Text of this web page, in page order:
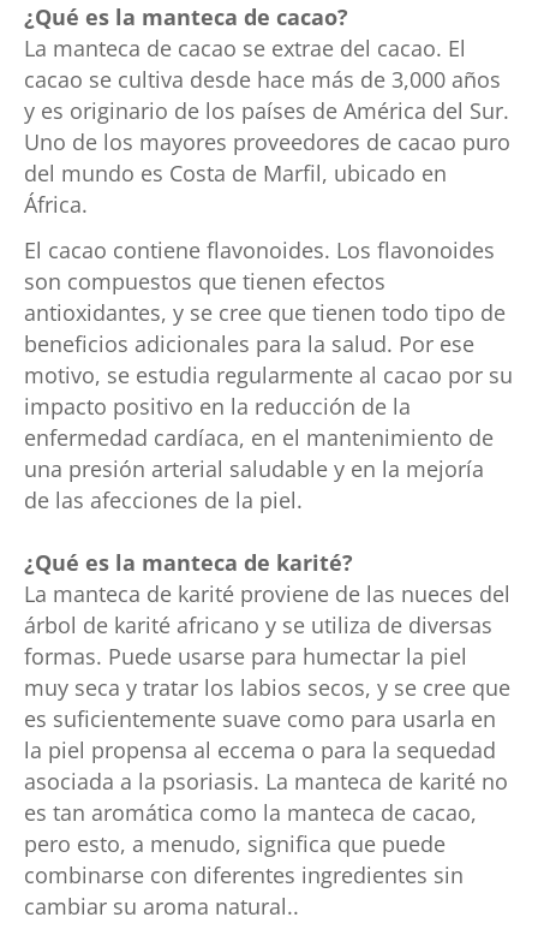
¿Qué es la manteca de cacao?
La manteca de cacao se extrae del cacao. El
cacao se cultiva desde hace más de 3,000 años
y es originario de los países de América del Sur.
Uno de los mayores proveedores de cacao puro
del mundo es Costa de Marfil, ubicado en
África.
El cacao contiene flavonoides. Los flavonoides
son compuestos que tienen efectos
antioxidantes, y se cree que tienen todo tipo de
beneficios adicionales para la salud. Por ese
motivo, se estudia regularmente al cacao por su
impacto positivo en la reducción de la
enfermedad cardíaca, en el mantenimiento de
una presión arterial saludable y en la mejoría
de las afecciones de la piel.
¿Qué es la manteca de karité?
La manteca de karité proviene de las nueces del
árbol de karité africano y se utiliza de diversas
formas. Puede usarse para humectar la piel
muy seca y tratar los labios secos, y se cree que
es suficientemente suave como para usarla en
la piel propensa al eccema o para la sequedad
asociada a la psoriasis. La manteca de karité no
es tan aromática como la manteca de cacao,
pero esto, a menudo, significa que puede
combinarse con diferentes ingredientes sin
cambiar su aroma natural..